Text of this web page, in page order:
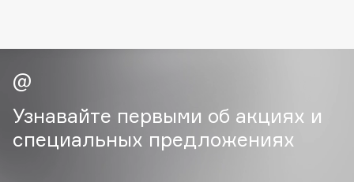
Capelli Dorati
Carolina Herrera
Узнавайте первыми об акциях и
специальных предложениях